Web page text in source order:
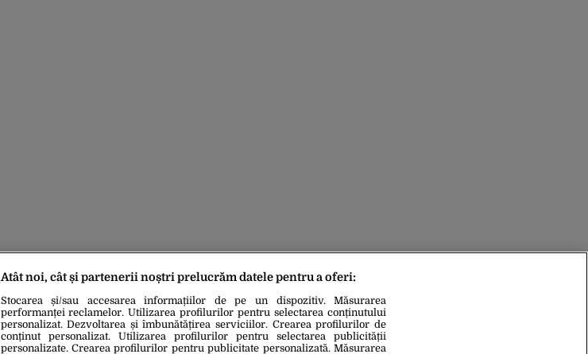
Atât noi, cât și partenerii noștri prelucrăm datele pentru a oferi:
Stocarea și/sau accesarea informațiilor de pe un dispozitiv. Măsurarea
performanței reclamelor. Utilizarea profilurilor pentru selectarea conținutului
personalizat. Dezvoltarea și îmbunătățirea serviciilor. Crearea profilurilor de
conținut personalizat. Utilizarea profilurilor pentru selectarea publicității
personalizate. Crearea profilurilor pentru publicitate personalizată. Măsurarea